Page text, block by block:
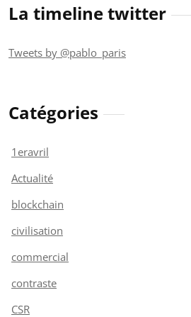
La timeline twitter
Tweets by @pablo_paris
Catégories
1eravril
Actualité
blockchain
civilisation
commercial
contraste
CSR